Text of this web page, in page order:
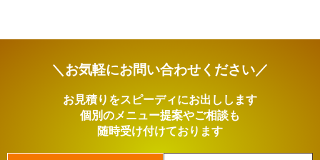
＼お気軽にお問い合わせください／
お見積りをスピーディにお出しします
個別のメニュー提案やご相談も
随時受け付けております